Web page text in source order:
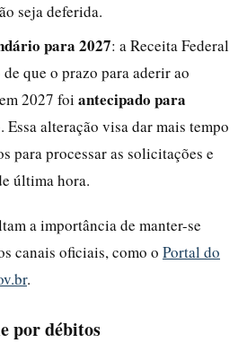
seja deferida.
para 2027: a Receita Federal
que o prazo para aderir ao
2027 foi antecipado para
. Essa alteração visa dar mais tempo
para processar as solicitações e
última hora.
a importância de manter-se
canais oficiais, como o Portal do
.
por débitos